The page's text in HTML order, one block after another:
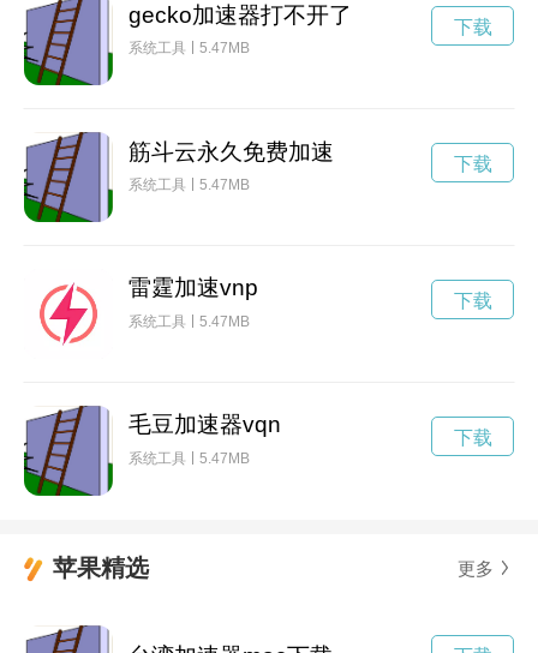
gecko加速器打不开了
系统工具 5.47MB
下载
筋斗云永久免费加速
系统工具 5.47MB
下载
雷霆加速vnp
系统工具 5.47MB
下载
毛豆加速器vqn
系统工具 5.47MB
下载
苹果精选 更多